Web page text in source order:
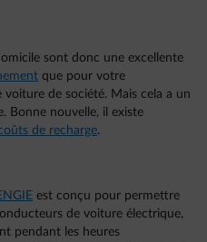
sont donc une excellente
que pour votre
voiture de société. Mais cela a un
Bonne nouvelle, il existe
de recharge.
est conçu pour permettre
de voiture électrique,
pendant les heures